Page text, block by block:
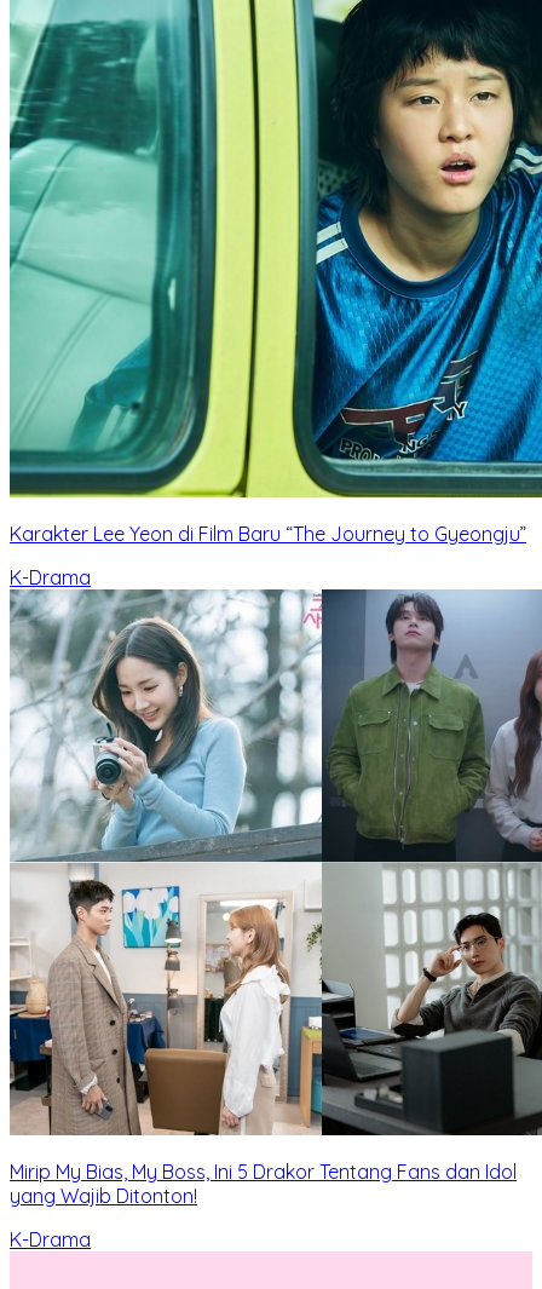
Karakter Lee Yeon di Film Baru “The Journey to Gyeongju”
K-Drama
Mirip My Bias, My Boss, Ini 5 Drakor Tentang Fans dan Idol
yang Wajib Ditonton!
K-Drama